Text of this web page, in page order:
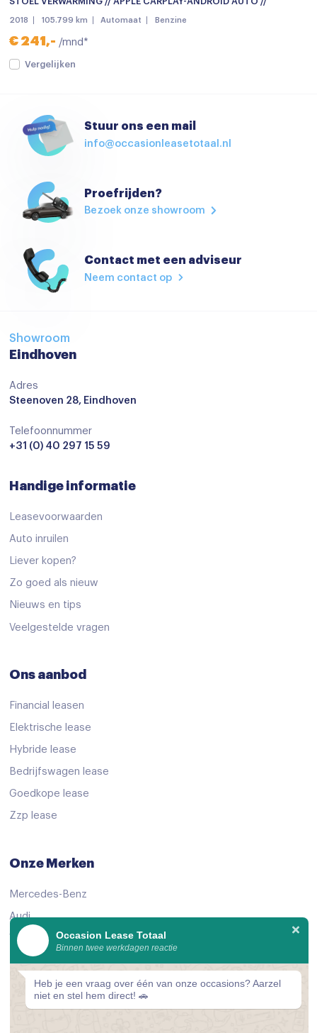
Stoelverwarming
Stuurbekrachtiging snelheidsafhankelijk
Stuur verstelbaar
Start/stop systeem
Achteruitrijcamera
Airbag(s) hoofd achter
Airbag(s) hoofd voor
Airbag(s) knie
Airbag(s) side voor
Alarm klasse 1(startblokkering)
Anti Blokkeer Systeem
Anti doorSlip Regeling
Autonomous Emergency Braking
Hill hold functie
Isofix bevestiging voor kinderzitjes
Vermoeidheids herkenning
Achteropkomend verkeer waarschuwing
Afdaal assistent
Apple Carplay/Android Auto
Bluetooth
centrale vergrendeling met afstandsbediening
LED mistlampen
multimedia scherm standaard
Rijstrooksensor met correctie
2018 105.799 km Automaat Benzine
€ 241,- /mnd*
Vergelijken
Stuur ons een mail
info@occasionleasetotaal.nl
Proefrijden?
Bezoek onze showroom
Contact met een adviseur
Neem contact op
Showroom
Eindhoven
Adres
Steenoven 28, Eindhoven
Telefoonnummer
+31 (0) 40 297 15 59
Handige informatie
Leasevoorwaarden
Auto inruilen
Liever kopen?
Zo goed als nieuw
Nieuws en tips
Veelgestelde vragen
Ons aanbod
Financial leasen
Elektrische lease
Hybride lease
Bedrijfswagen lease
Goedkope lease
Zzp lease
Onze Merken
Mercedes-Benz
Audi
Volkswagen
Peugeot
Bekijk alle merken
Occasion Lease Totaal
Binnen twee werkdagen reactie
Heb je een vraag over één van onze occasions? Aarzel
niet en stel hem direct! 🚗